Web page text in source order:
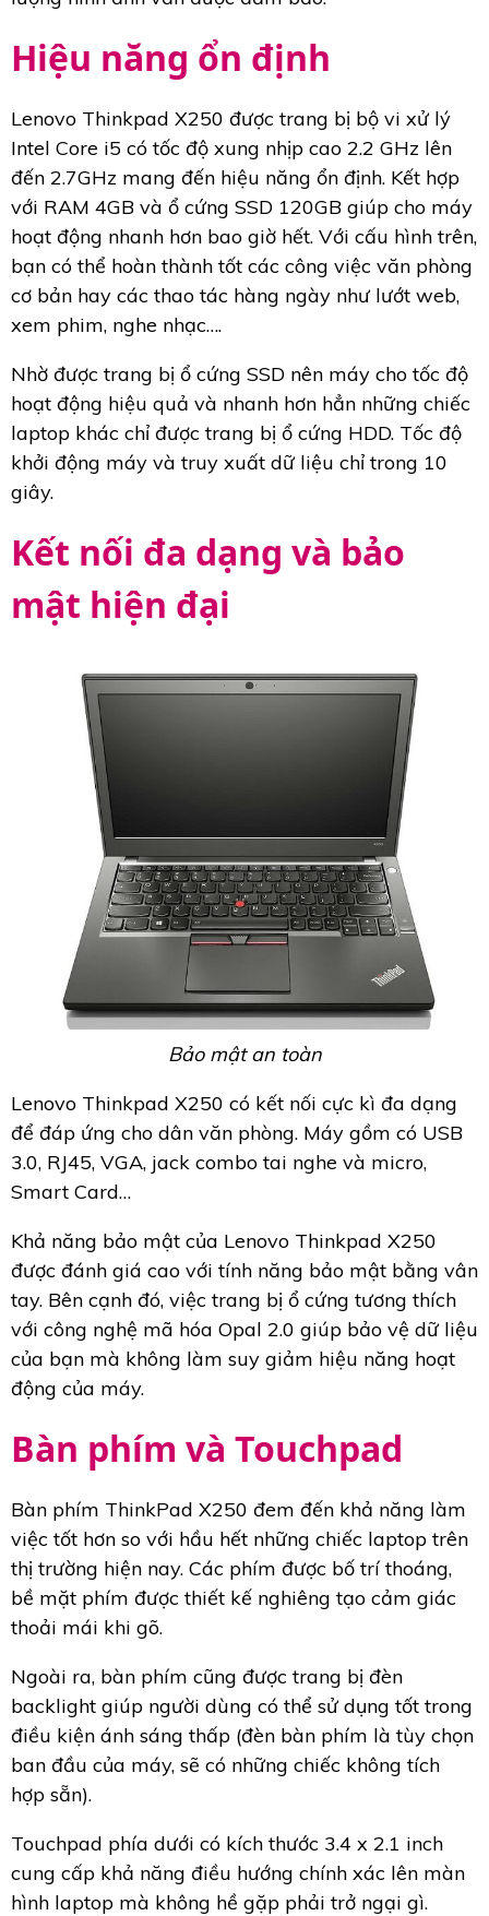
Hiệu năng ổn định
Lenovo Thinkpad X250 được trang bị bộ vi xử lý
Intel Core i5 có tốc độ xung nhịp cao 2.2 GHz lên
đến 2.7GHz mang đến hiệu năng ổn định. Kết hợp
với RAM 4GB và ổ cứng SSD 120GB giúp cho máy
hoạt động nhanh hơn bao giờ hết. Với cấu hình trên,
bạn có thể hoàn thành tốt các công việc văn phòng
cơ bản hay các thao tác hàng ngày như lướt web,
xem phim, nghe nhạc….
Nhờ được trang bị ổ cứng SSD nên máy cho tốc độ
hoạt động hiệu quả và nhanh hơn hẳn những chiếc
laptop khác chỉ được trang bị ổ cứng HDD. Tốc độ
khởi động máy và truy xuất dữ liệu chỉ trong 10
giây.
Kết nối đa dạng và bảo
mật hiện đại
Bảo mật an toàn
Lenovo Thinkpad X250 có kết nối cực kì đa dạng
để đáp ứng cho dân văn phòng. Máy gồm có USB
3.0, RJ45, VGA, jack combo tai nghe và micro,
Smart Card…
Khả năng bảo mật của Lenovo Thinkpad X250
được đánh giá cao với tính năng bảo mật bằng vân
tay. Bên cạnh đó, việc trang bị ổ cứng tương thích
với công nghệ mã hóa Opal 2.0 giúp bảo vệ dữ liệu
của bạn mà không làm suy giảm hiệu năng hoạt
động của máy.
Bàn phím và Touchpad
Bàn phím ThinkPad X250 đem đến khả năng làm
việc tốt hơn so với hầu hết những chiếc laptop trên
thị trường hiện nay. Các phím được bố trí thoáng,
bề mặt phím được thiết kế nghiêng tạo cảm giác
thoải mái khi gõ.
Ngoài ra, bàn phím cũng được trang bị đèn
backlight giúp người dùng có thể sử dụng tốt trong
điều kiện ánh sáng thấp (đèn bàn phím là tùy chọn
ban đầu của máy, sẽ có những chiếc không tích
hợp sẵn).
Touchpad phía dưới có kích thước 3.4 x 2.1 inch
cung cấp khả năng điều hướng chính xác lên màn
hình laptop mà không hề gặp phải trở ngại gì.